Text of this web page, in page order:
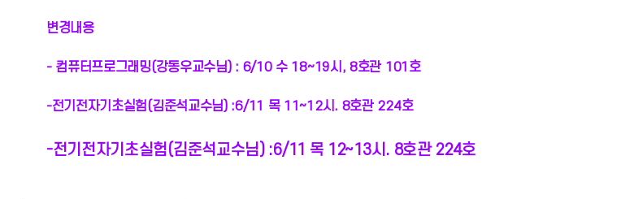
변경내용
- 컴퓨터프로그래밍(강동우교수님) : 6/10 수 18~19시, 8호관 101호
-전기전자기초실험(김준석교수님) :6/11 목 11~12시. 8호관 224호
-전기전자기초실험(김준석교수님) :6/11 목 12~13시. 8호관 224호